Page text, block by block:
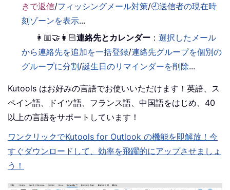
きで返信/フィッシングメール対策/🕘送信者の現在時
刻ゾーンを表示...
👩🏼‍🤝‍👩🏻連絡先とカレンダー ：選択したメール
から連絡先を追加を一括登録/連絡先グループを個別の
グループに分割/誕生日のリマインダーを削除...
Kutools はお好みの言語でお使いいただけます！英語、ス
ペイン語、ドイツ語、フランス語、中国語をはじめ、40
以上の言語をサポートしています！
ワンクリックでKutools for Outlook の機能を即解放！今
すぐダウンロードして、効率を飛躍的にアップさせましょ
う！